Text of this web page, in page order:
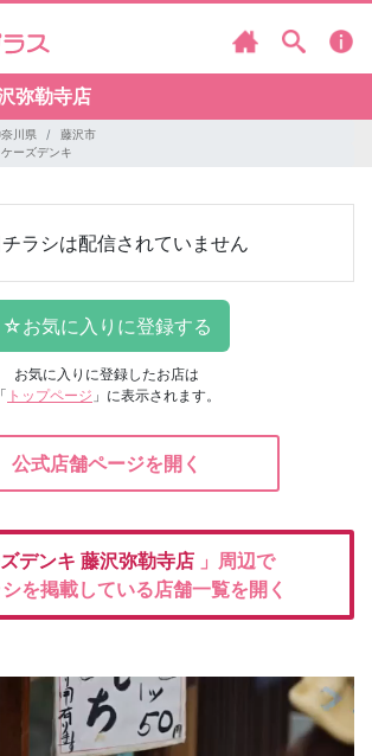
弥勒寺店
川県
藤沢市
ケーズデンキ
ラシは配信されていません
お気に入りに登録したお店は
「 トップページ 」に表示されます。
公式店舗ページを開く
デンキ 藤沢弥勒寺店 」周辺で
を掲載している店舗一覧を開く